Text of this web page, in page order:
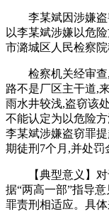
李某斌因涉嫌
以李某斌涉嫌以危
市潞城区人民检察院
检察机关经审
路不是厂区主干道,
雨水井较浅,盗窃该
不能认定为以危险
李某斌涉嫌盗窃罪
期徒刑7个月,并处罚
【典型意义】
据“两高一部”指导
罪责刑相适应。具